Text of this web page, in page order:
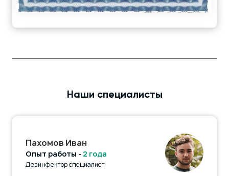
Наши специалисты
Пахомов Иван
Опыт работы - 2 года
Дезинфектор специалист